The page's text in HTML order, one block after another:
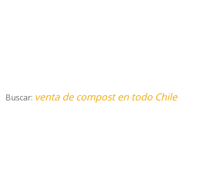
Buscar: venta de compost en todo Chile